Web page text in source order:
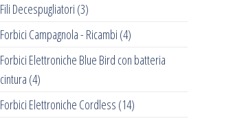
Fili Decespugliatori (3)
Forbici Campagnola - Ricambi (4)
Forbici Elettroniche Blue Bird con batteria
cintura (4)
Forbici Elettroniche Cordless (14)